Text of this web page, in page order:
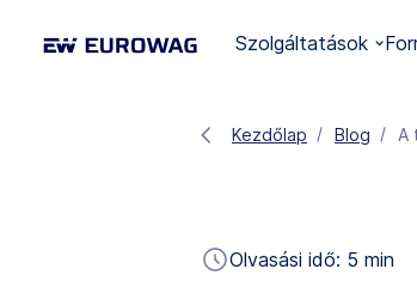
Szolgáltatások
Kezdőlap Blog
Olvasási idő: 5 min